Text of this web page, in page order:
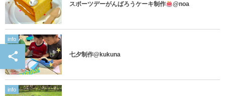
スポーツデーがんばろうケーキ制作 @noa
info
七夕制作@kukuna
info